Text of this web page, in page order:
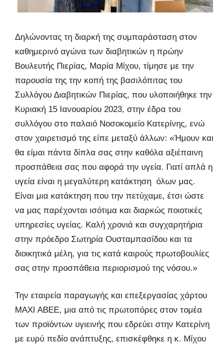
Δηλώνοντας τη διαρκή της συμπαράσταση στον
καθημερινό αγώνα των διαβητικών η πρώην
Βουλευτής Πιερίας, Μαρία Μίχου, τίμησε με την
παρουσία της την κοπή της βασιλόπιτας του
Συλλόγου Διαβητικών Πιερίας, που υλοποιήθηκε την
Κυριακή 15 Ιανουαρίου 2023, στην έδρα του
συλλόγου στο παλαιό Νοσοκομείο Κατερίνης, ενώ
στον χαιρετισμό της είπε μεταξύ άλλων: «Ήμουν και
θα είμαι πάντα δίπλα σας στην καθόλα αξιέπαινη
προσπάθεια σας που αφορά την υγεία. Γιατί απλά η
υγεία είναι η μεγαλύτερη κατάκτηση όλων μας.
Είναι μια κατάκτηση που την πετύχαμε, έτσι ώστε
να μας παρέχονται ισότιμα και διαρκώς ποιοτικές
υπηρεσίες υγείας. Καλή χρονιά και συγχαρητήρια
στην πρόεδρο Σωτηρία Ουσταμπασίδου και τα
διοικητικά μέλη, για τις κατά καιρούς πρωτοβουλίες
σας στην προσπάθεια περιορισμού της νόσου.»
Την εταιρεία παραγωγής και επεξεργασίας χάρτου
ΜΑΧΙ ΑΒΕΕ, μια από τις πρωτοπόρες στον τομέα
των προϊόντων υγιεινής που εδρεύει στην Κατερίνη
με ευρύ πεδίο ανάπτυξης, επισκέφθηκε η κ. Μίχου